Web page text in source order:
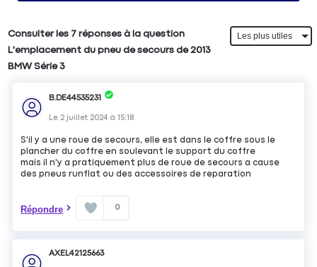
Consulter les 7 réponses à la question
L'emplacement du pneu de secours de 2013
BMW Série 3
B.DE44535231
Le 2 juillet 2024 à15:18
S'il y a une roue de secours, elle est dans le coffre sous le
plancher du coffre en soulevant le support du coffre
mais il n'y a pratiquement plus de roue de secours a cause
des pneus runflat ou des accessoires de reparation
Répondre 0
AXEL42125663